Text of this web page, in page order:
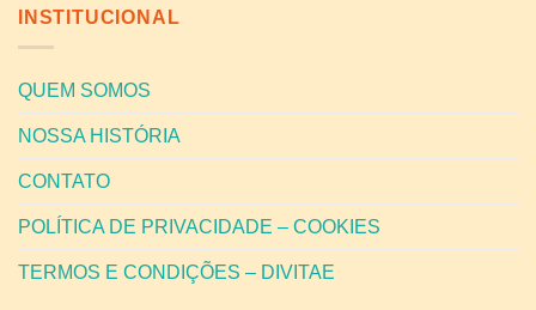
INSTITUCIONAL
QUEM SOMOS
NOSSA HISTÓRIA
CONTATO
POLÍTICA DE PRIVACIDADE – COOKIES
TERMOS E CONDIÇÕES – DIVITAE